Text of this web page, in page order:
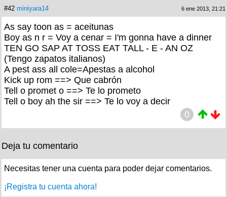
#42 miniyara14 6 ene 2013, 21:21
As say toon as = aceitunas
Boy as n r = Voy a cenar = I'm gonna have a dinner
TEN GO SAP AT TOSS EAT TALL - E - AN OZ
(Tengo zapatos italianos)
A pest ass all cole=Apestas a alcohol
Kick up rom ==> Que cabrón
Tell o promet o ==> Te lo prometo
Tell o boy ah the sir ==> Te lo voy a decir
0
Deja tu comentario
Necesitas tener una cuenta para poder dejar comentarios.
¡Registra tu cuenta ahora!